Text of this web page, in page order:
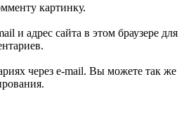
картинку.
и адрес сайта в этом браузере для
через e-mail. Вы можете так же